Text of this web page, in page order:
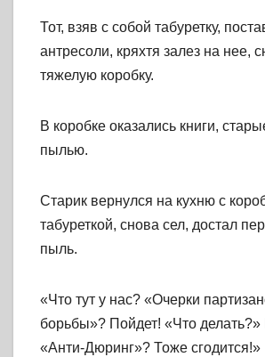
Тот, взяв с собой табуретку,
антресоли, кряхтя залез на нее,
тяжелую коробку.
В коробке оказались книги,
пылью.
Старик вернулся на кухню с
табуреткой, снова сел, достал
пыль.
«Что тут у нас? «Очерки
борьбы»? Пойдет! «Что делать?»
«Анти-Дюринг»? Тоже сгодится!»